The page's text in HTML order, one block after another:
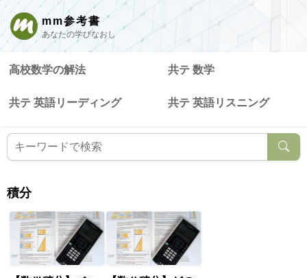
mm参考書
あなたの学びなおし
高校数学の解法 共テ 数学
共テ 英語リーディング 共テ 英語リスニング
積分